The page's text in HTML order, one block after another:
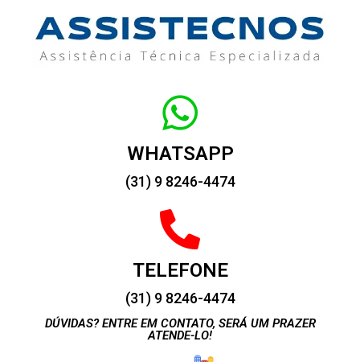
WHATSAPP
(31) 9 8246-4474
TELEFONE
(31) 9 8246-4474
DÚVIDAS? ENTRE EM CONTATO, SERÁ UM PRAZER
ATENDE-LO!